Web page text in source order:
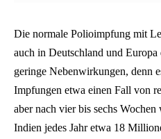
Die normale Polioimpfung mit
auch in Deutschland und
geringe Nebenwirkungen, denn
Impfungen etwa einen Fall von
aber nach vier bis sechs
Indien jedes Jahr etwa 18